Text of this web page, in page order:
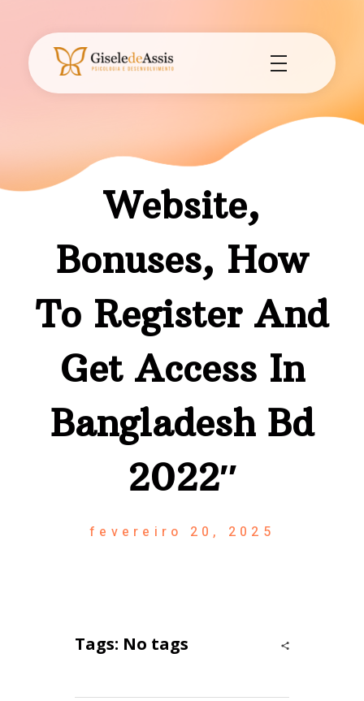
Website,
Bonuses, How
To Register And
Get Access In
Bangladesh Bd
2022″
fevereiro 20, 2025
Tags: No tags